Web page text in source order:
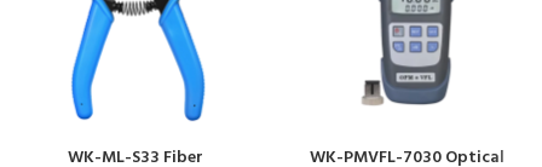
WK-ML-S33 Fiber WK-PMVFL-7030 Optical